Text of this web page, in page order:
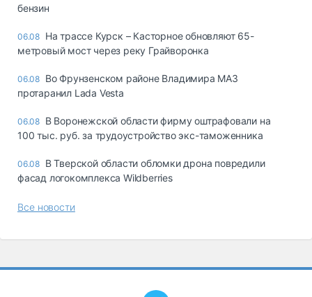
бензин
06.08 На трассе Курск – Касторное обновляют 65-
метровый мост через реку Грайворонка
06.08 Во Фрунзенском районе Владимира МАЗ
протаранил Lada Vesta
06.08 В Воронежской области фирму оштрафовали на
100 тыс. руб. за трудоустройство экс-таможенника
06.08 В Тверской области обломки дрона повредили
фасад логокомплекса Wildberries
Все новости